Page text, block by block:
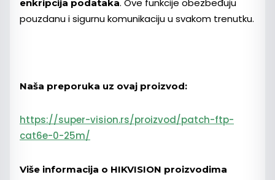
enkripcija podataka. Ove funkcije obezbeđuju
pouzdanu i sigurnu komunikaciju u svakom trenutku.
Naša preporuka uz ovaj proizvod:
https://super-vision.rs/proizvod/patch-ftp-
cat6e-0-25m/
Više informacija o HIKVISION proizvodima